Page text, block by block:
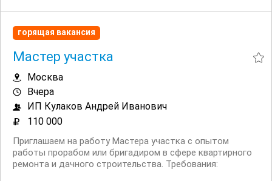
горящая вакансия
Мастер участка
Москва
Вчера
ИП Кулаков Андрей Иванович
110 000
Приглашаем на работу Мастера участка с опытом
работы прорабом или бригадиром в сфере квартирного
ремонта и дачного строительства. Tpeбoвaния: